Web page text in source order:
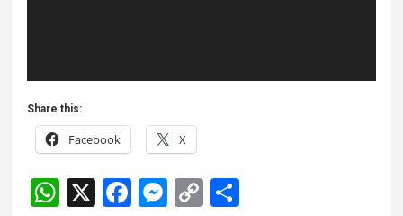
Share this:
Facebook X
W
X
F
M
C